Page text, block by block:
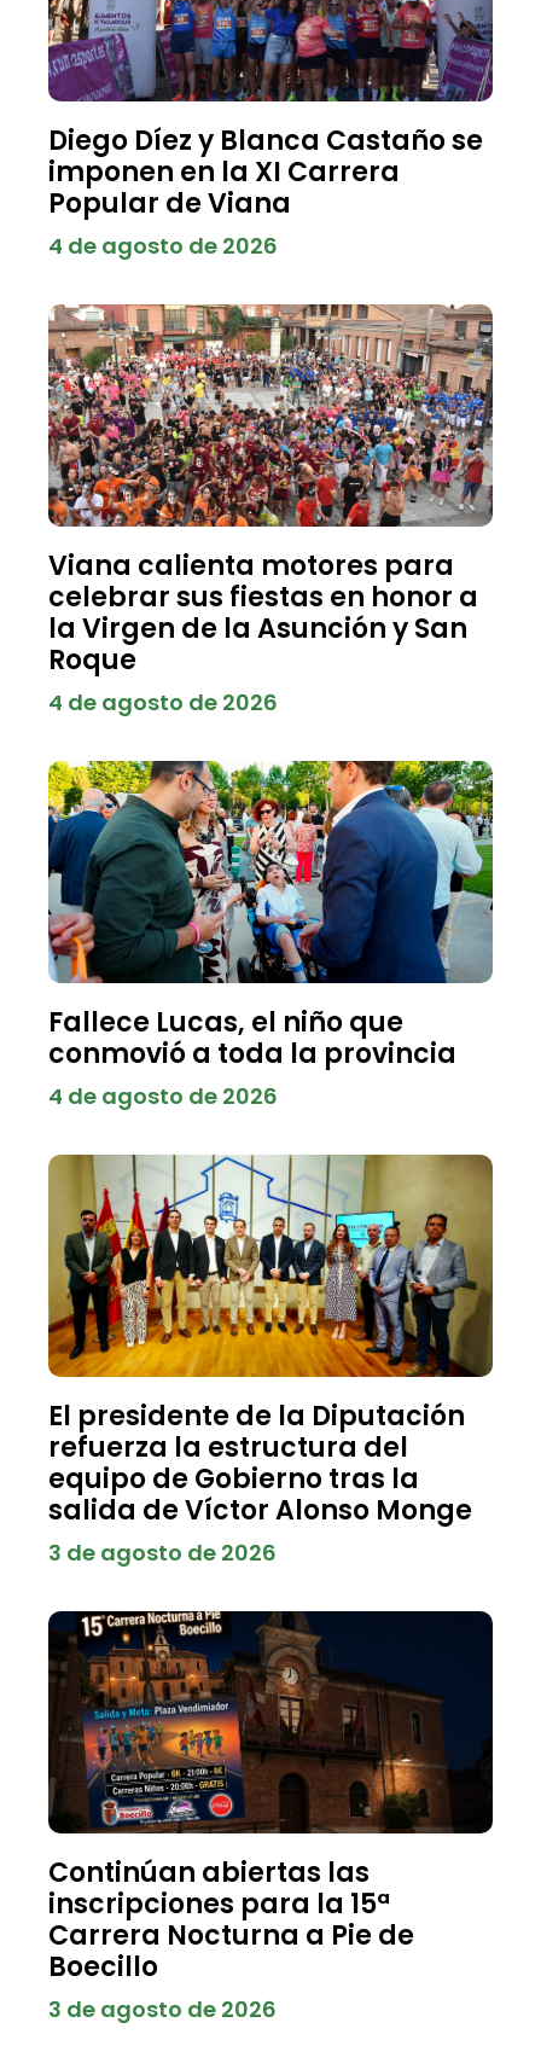
Diego Díez y Blanca Castaño se
imponen en la XI Carrera
Popular de Viana
4 de agosto de 2026
Viana calienta motores para
celebrar sus fiestas en honor a
la Virgen de la Asunción y San
Roque
4 de agosto de 2026
Fallece Lucas, el niño que
conmovió a toda la provincia
4 de agosto de 2026
El presidente de la Diputación
refuerza la estructura del
equipo de Gobierno tras la
salida de Víctor Alonso Monge
3 de agosto de 2026
Continúan abiertas las
inscripciones para la 15ª
Carrera Nocturna a Pie de
Boecillo
3 de agosto de 2026